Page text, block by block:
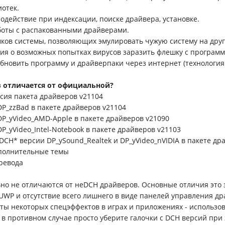
при индексации, поиске драйвера, установке.
с распакованными драйверами.
системы, позволяющих эмулировать чужую систему на
о возможных попытках вирусов заразить флешку с
программу и драйверпаки через интернет
отличается от официальной?
пакета драйверов v21104
в пакете драйверов v21104
Apple в пакете драйверов v21090
Notebook в пакете драйверов v21103
версии DP_ySound_Realtek и DP_yVideo_nVIDIA в пакете
темы
не отличаются от неDCH драйверов. Основные отличия это
и отсутствие всего лишнего в виде панелей управления
некоторых спецэффектов в играх и приложениях -
противном случае просто уберите галочки с DCH версий при